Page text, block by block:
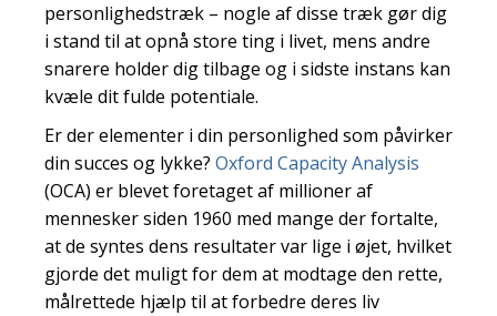
personlighedstræk – nogle af disse træk gør dig
i stand til at opnå store ting i livet, mens andre
snarere holder dig tilbage og i sidste instans kan
kvæle dit fulde potentiale.
Er der elementer i din personlighed som påvirker
din succes og lykke? Oxford Capacity Analysis
(OCA) er blevet foretaget af millioner af
mennesker siden 1960 med mange der fortalte,
at de syntes dens resultater var lige i øjet, hvilket
gjorde det muligt for dem at modtage den rette,
målrettede hjælp til at forbedre deres liv